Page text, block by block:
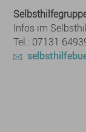
Infos im
Tel.: 07131